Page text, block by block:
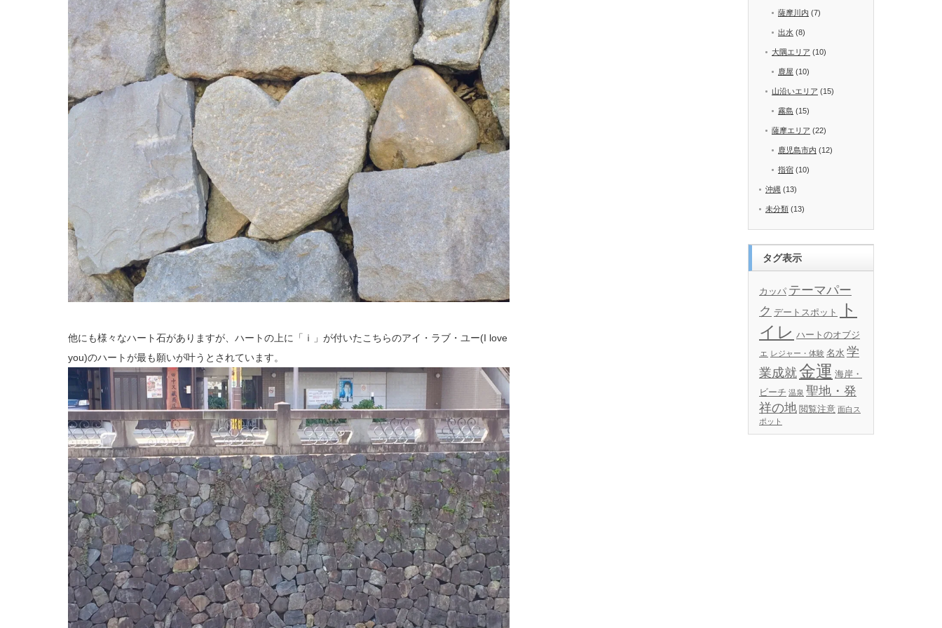
他にも様々なハート石がありますが、ハートの上に「ｉ」が付いたこちらのアイ・ラブ・ユー(I love
you)のハートが最も願いが叶うとされています。
薩摩川内 (7)
出水 (8)
大隅エリア (10)
鹿屋 (10)
山沿いエリア (15)
霧島 (15)
薩摩エリア (22)
鹿児島市内 (12)
指宿 (10)
沖縄 (13)
未分類 (13)
タグ表示
カッパ テーマパー
ク デートスポット
ト
イレ ハートのオブジ
ェ レジャー・体験 名水 学
業成就金運 海岸・
ビーチ 温泉 聖地・発
祥の地 閲覧注意 面白ス
ポット